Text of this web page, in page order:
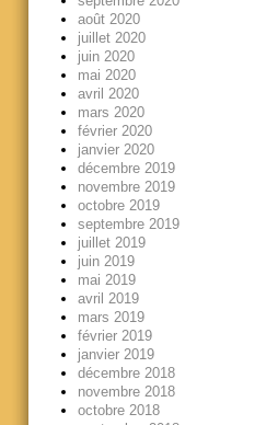
août 2020
juillet 2020
juin 2020
mai 2020
avril 2020
mars 2020
février 2020
janvier 2020
décembre 2019
novembre 2019
octobre 2019
septembre 2019
juillet 2019
juin 2019
mai 2019
avril 2019
mars 2019
février 2019
janvier 2019
décembre 2018
novembre 2018
octobre 2018